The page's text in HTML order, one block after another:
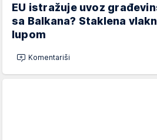
EU istražuje uvoz
sa Balkana? Staklena
lupom
Komentariši